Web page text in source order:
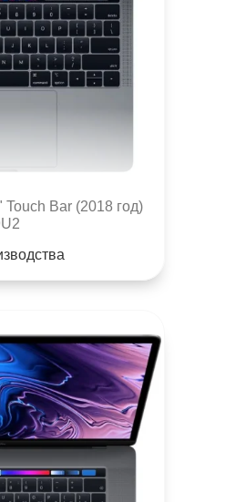
Bar (2018 год)